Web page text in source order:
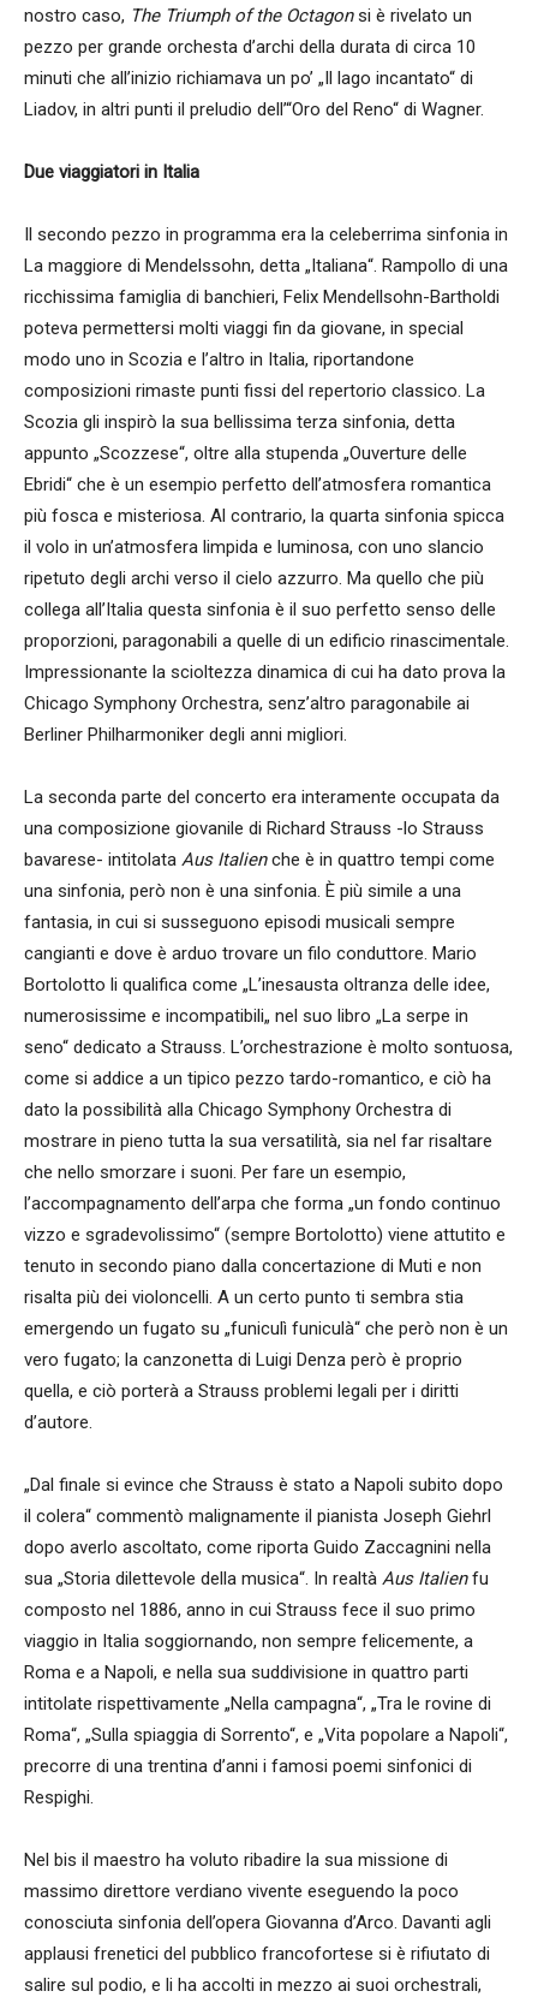
nostro caso, The Triumph of the Octagonsi è rivelato un
pezzo per grande orchesta d’archi della durata di circa 10
minuti che all’inizio richiamava un po’ „Il lago incantato“ di
Liadov, in altri punti il preludio dell’“Oro del Reno“ di Wagner.
Due viaggiatori in Italia
Il secondo pezzo in programma era la celeberrima sinfonia in
La maggiore di Mendelssohn, detta „Italiana“. Rampollo di una
ricchissima famiglia di banchieri, Felix Mendellsohn-Bartholdi
poteva permettersi molti viaggi fin da giovane, in special
modo uno in Scozia e l’altro in Italia, riportandone
composizioni rimaste punti fissi del repertorio classico. La
Scozia gli inspirò la sua bellissima terza sinfonia, detta
appunto „Scozzese“, oltre alla stupenda „Ouverture delle
Ebridi“ che è un esempio perfetto dell’atmosfera romantica
più fosca e misteriosa. Al contrario, la quarta sinfonia spicca
il volo in un’atmosfera limpida e luminosa, con uno slancio
ripetuto degli archi verso il cielo azzurro. Ma quello che più
collega all’Italia questa sinfonia è il suo perfetto senso delle
proporzioni, paragonabili a quelle di un edificio rinascimentale.
Impressionante la scioltezza dinamica di cui ha dato prova la
Chicago Symphony Orchestra, senz’altro paragonabile ai
Berliner Philharmoniker degli anni migliori.
La seconda parte del concerto era interamente occupata da
una composizione giovanile di Richard Strauss -lo Strauss
bavarese- intitolata Aus Italienche è in quattro tempi come
una sinfonia, però non è una sinfonia. È più simile a una
fantasia, in cui si susseguono episodi musicali sempre
cangianti e dove è arduo trovare un filo conduttore. Mario
Bortolotto li qualifica come „L’inesausta oltranza delle idee,
numerosissime e incompatibili„ nel suo libro „La serpe in
seno“ dedicato a Strauss. L’orchestrazione è molto sontuosa,
come si addice a un tipico pezzo tardo-romantico, e ciò ha
dato la possibilità alla Chicago Symphony Orchestra di
mostrare in pieno tutta la sua versatilità, sia nel far risaltare
che nello smorzare i suoni. Per fare un esempio,
l’accompagnamento dell’arpa che forma „un fondo continuo
vizzo e sgradevolissimo“ (sempre Bortolotto) viene attutito e
tenuto in secondo piano dalla concertazione di Muti e non
risalta più dei violoncelli. A un certo punto ti sembra stia
emergendo un fugato su „funiculì funiculà“ che però non è un
vero fugato; la canzonetta di Luigi Denza però è proprio
quella, e ciò porterà a Strauss problemi legali per i diritti
d’autore.
„Dal finale si evince che Strauss è stato a Napoli subito dopo
il colera“ commentò malignamente il pianista Joseph Giehrl
dopo averlo ascoltato, come riporta Guido Zaccagnini nella
sua „Storia dilettevole della musica“. In realtà Aus Italienfu
composto nel 1886, anno in cui Strauss fece il suo primo
viaggio in Italia soggiornando, non sempre felicemente, a
Roma e a Napoli, e nella sua suddivisione in quattro parti
intitolate rispettivamente „Nella campagna“, „Tra le rovine di
Roma“, „Sulla spiaggia di Sorrento“, e „Vita popolare a Napoli“,
precorre di una trentina d’anni i famosi poemi sinfonici di
Respighi.
Nel bis il maestro ha voluto ribadire la sua missione di
massimo direttore verdiano vivente eseguendo la poco
conosciuta sinfonia dell’opera Giovanna d’Arco. Davanti agli
applausi frenetici del pubblico francofortese si è rifiutato di
salire sul podio, e li ha accolti in mezzo ai suoi orchestrali,